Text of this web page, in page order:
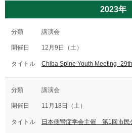
2023年
講演会
12月9日（土）
Chiba Spine Youth Meeting -
講演会
11月18日（土）
日本側彎症学会主催 第1回市民